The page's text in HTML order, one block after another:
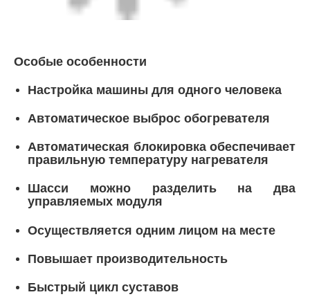
Переходные фитинги
Электрофузионные сварочные машины
Инструмент для стыковой сварки
Электрофузионные инструменты
Особые особенности
Настройка машины для одного человека
Автоматическое выброс обогревателя
Автоматическая блокировка обеспечивает
правильную температуру нагревателя
Шасси можно разделить на два
управляемых модуля
Осуществляется одним лицом на месте
Повышает производительность
Быстрый цикл суставов